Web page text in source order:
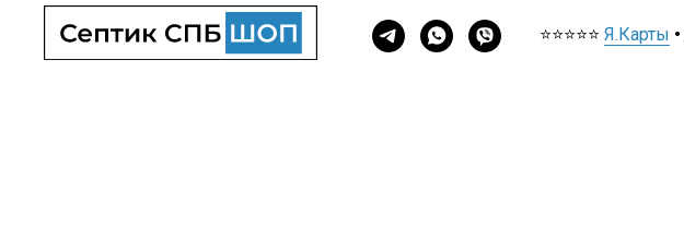
⭐⭐⭐⭐⭐ Я.Карты •